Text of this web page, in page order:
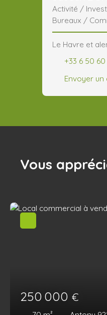
Activité /
Bureaux /
Le Havre et
+33 6 50
Envoyer un
Vous
250 000 €